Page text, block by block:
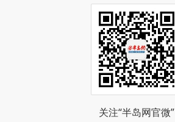
关注“半岛网官微”